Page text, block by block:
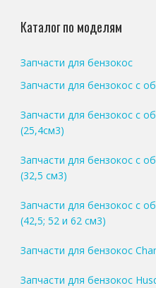
Каталог по моделям
Запчасти для бензокос
Запчасти для бензокос с
Запчасти для бензокос с
(25,4см3)
Запчасти для бензокос с
(32,5 см3)
Запчасти для бензокос с
(42,5; 52 и 62 см3)
Запчасти для бензокос
Запчасти для бензокос